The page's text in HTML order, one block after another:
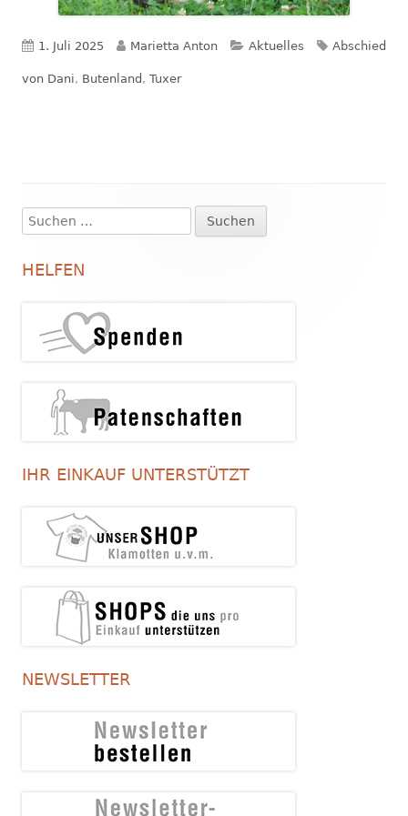
Veröffentlicht
am
1. Juli 2025 Autor
Marietta Anton Kategorien
Aktuelles Schlagwörter
Abschied
von Dani, Butenland , Tuxer
Haupt-
Seitenleiste
Suchen
nach:
HELFEN
IHR EINKAUF UNTERSTÜTZT
NEWSLETTER